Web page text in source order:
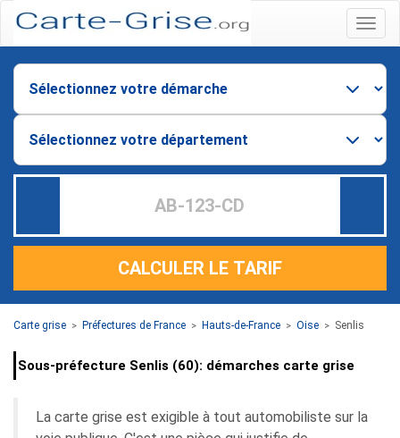
Menu
CALCULER LE TARIF
Carte grise > Préfectures de France > Hauts-de-France > Oise > Senlis
Sous-préfecture Senlis (60): démarches carte grise
La carte grise est exigible à tout automobiliste sur la